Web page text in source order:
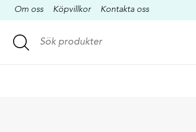
Om oss Köpvillkor Kontakta oss